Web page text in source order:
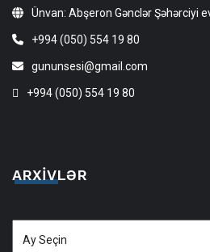
Ünvan: Abşeron Gənclər Şəhərciyi
+994 (050) 554 19 80
gununsesi@gmail.com
+994 (050) 554 19 80
ARXIVLƏR
Arxivlər